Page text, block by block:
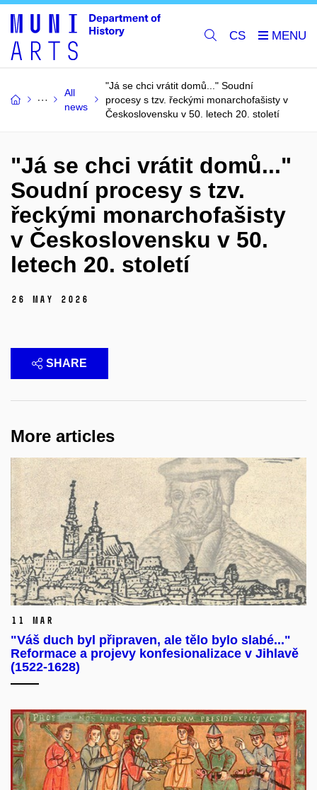
CS
All
news
"Já se chci vrátit domů..." Soudní
procesy s tzv. řeckými monarchofašisty v
Československu v 50. letech 20. století
"Já se chci vrátit domů..."
Soudní procesy s tzv.
řeckými monarchofašisty
v Československu v 50.
letech 20. století
26 May 2026
SHARE
More articles
11 Mar
"Váš duch byl připraven, ale tělo bylo slabé..."
Reformace a projevy konfesionalizace v Jihlavě
(1522-1628)